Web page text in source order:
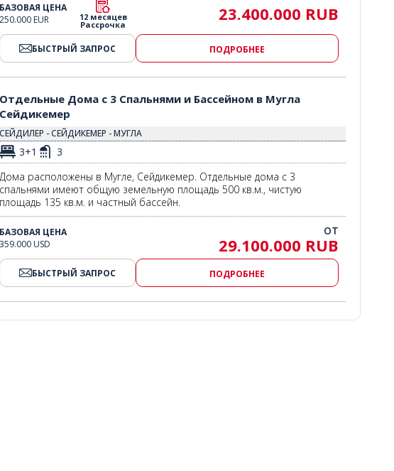
БАЗОВАЯ ЦЕНА
250.000 EUR
12 месяцев
Рассрочка
23.400.000 RUB
БЫСТРЫЙ ЗАПРОС ПОДРОБНЕЕ
3
Отдельные Дома с 3 Спальнями и Бассейном в Мугла
Сейдикемер
СЕЙДИЛЕР - СЕЙДИКЕМЕР - МУГЛА
3+1
3
Дома расположены в Мугле, Сейдикемер. Отдельные дома с 3
спальнями имеют общую земельную площадь 500 кв.м., чистую
площадь 135 кв.м. и частный бассейн.
БАЗОВАЯ ЦЕНА
359.000 USD
ОТ
29.100.000 RUB
БЫСТРЫЙ ЗАПРОС ПОДРОБНЕЕ